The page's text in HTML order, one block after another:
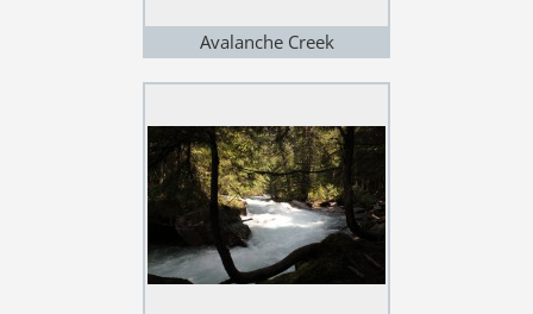
Avalanche Creek